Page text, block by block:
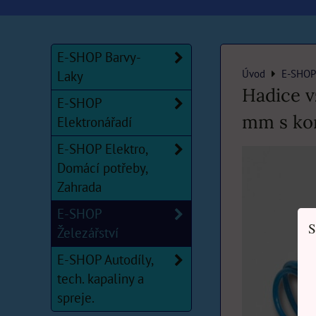
Úvod E-
Hadice
mm s
E-SHOP Barvy-
Laky
E-SHOP
Elektronářadí
E-SHOP Elektro,
Domácí potřeby,
Zahrada
E-SHOP
Železářství
E-SHOP Autodíly,
tech. kapaliny a
spreje.